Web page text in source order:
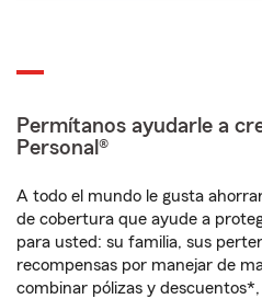
Permítanos ayudarle a
Personal®
A todo el mundo le gusta
de cobertura que ayude a
para usted: su familia, sus
recompensas por manejar de
combinar pólizas y